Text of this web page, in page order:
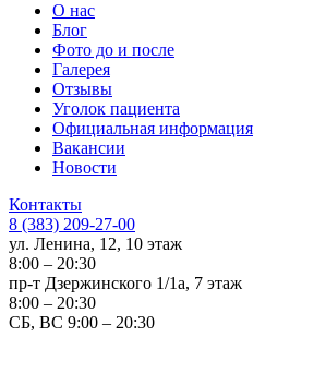
О нас
Блог
Фото до и после
Галерея
Отзывы
Уголок пациента
Официальная информация
Вакансии
Новости
Контакты
8 (383) 209-27-00
ул. Ленина, 12, 10 этаж
8:00 – 20:30
пр-т Дзержинского 1/1а, 7 этаж
8:00 – 20:30
СБ, ВС 9:00 – 20:30